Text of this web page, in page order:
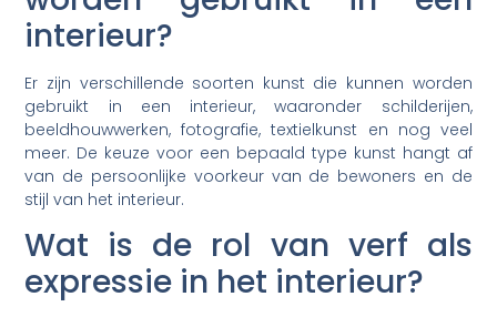
interieur?
Er zijn verschillende soorten kunst die kunnen worden
gebruikt in een interieur, waaronder schilderijen,
beeldhouwwerken, fotografie, textielkunst en nog veel
meer. De keuze voor een bepaald type kunst hangt af
van de persoonlijke voorkeur van de bewoners en de
stijl van het interieur.
Wat is de rol van verf als
expressie in het interieur?